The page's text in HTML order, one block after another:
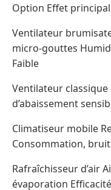
Option Effet
Ventilateur
micro-gouttes
Faible
Ventilateur classique
d’abaissement
Climatiseur mobile
Consommation,
Rafraîchisseur d’air
évaporation